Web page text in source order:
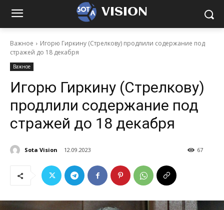
VISION
Важное
Игорю Гиркину (Стрелкову) продлили содержание под
стражей до 18 декабря
Важное
Игорю Гиркину (Стрелкову)
продлили содержание под
стражей до 18 декабря
Sota Vision 12.09.2023 67